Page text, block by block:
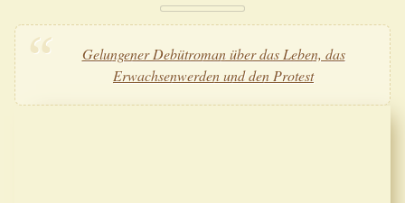
Gelungener Debütroman über das Leben, das
Erwachsenwerden und den Protest